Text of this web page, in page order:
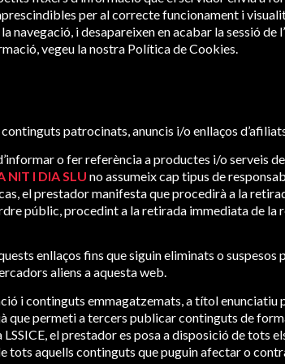
per al correcte funcionament i
navegació, i desapareixen en acabar la sessió de
vegeu la nostra Política de Cookies.
patrocinats, anuncis i/o enllaços
o fer referència a productes i/o serveis
NIT I DIA SLU no assumeix cap tipus de
el prestador manifesta que procedirà a la
públic, procedint a la retirada immediata de la
enllaços fins que siguin eliminats o suspesos
aliens a aquesta web.
i continguts emmagatzemats, a títol enunciatiu
que permeti a tercers publicar continguts de
LSSICE, el prestador es posa a disposició de
tots aquells continguts que puguin afectar o